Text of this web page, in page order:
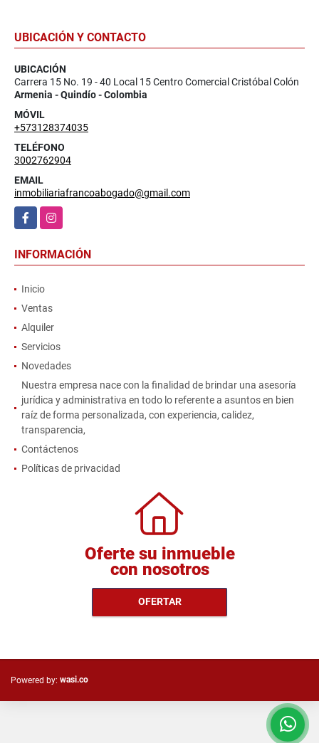
UBICACIÓN Y CONTACTO
UBICACIÓN
Carrera 15 No. 19 - 40 Local 15 Centro Comercial Cristóbal Colón
Armenia - Quindío - Colombia
MÓVIL
+573128374035
TELÉFONO
3002762904
EMAIL
inmobiliariafrancoabogado@gmail.com
FacebookInstagram
INFORMACIÓN
Inicio
Ventas
Alquiler
Servicios
Novedades
Nuestra empresa nace con la finalidad de brindar una asesoría
jurídica y administrativa en todo lo referente a asuntos en bien
raíz de forma personalizada, con experiencia, calidez,
transparencia,
Contáctenos
Políticas de privacidad
Oferte su inmueble
con nosotros
OFERTAR
Powered by: wasi.co